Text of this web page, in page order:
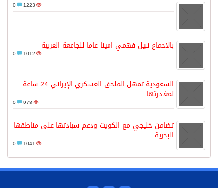
1223
بالاجماع نبيل فهمي امينا عاما للجامعة العربية
1012
السعودية تمهل الملحق العسكري الإيراني 24 ساعة
لمغادرتها
978
تضامن خليجي مع الكويت ودعم سيادتها على مناطقها
البحرية
1041